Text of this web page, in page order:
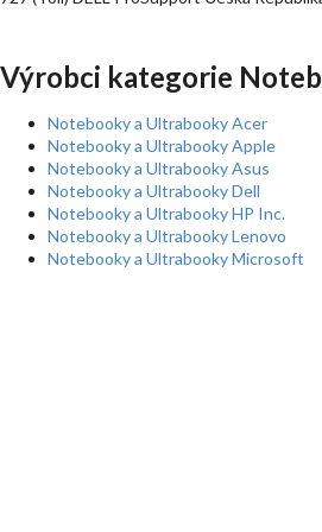
Výrobci kategorie
Notebooky a Ultrabooky Acer
Notebooky a Ultrabooky Apple
Notebooky a Ultrabooky Asus
Notebooky a Ultrabooky Dell
Notebooky a Ultrabooky HP Inc.
Notebooky a Ultrabooky Lenovo
Notebooky a Ultrabooky Microsoft